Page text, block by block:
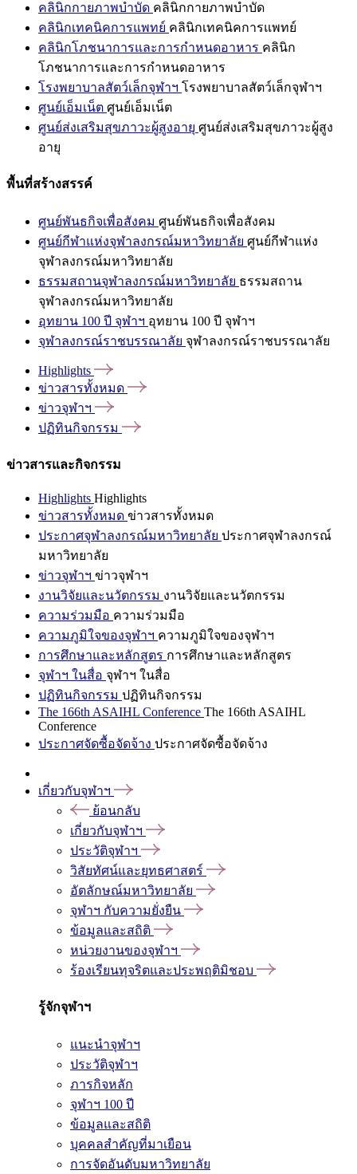
คลินิกกายภาพบำบัด คลินิกกายภาพบำบัด
คลินิกเทคนิคการแพทย์ คลินิกเทคนิคการแพทย์
คลินิกโภชนาการและการกำหนดอาหาร คลินิก
โภชนาการและการกำหนดอาหาร
โรงพยาบาลสัตว์เล็กจุฬาฯ โรงพยาบาลสัตว์เล็กจุฬาฯ
ศูนย์เอ็มเน็ต ศูนย์เอ็มเน็ต
ศูนย์ส่งเสริมสุขภาวะผู้สูงอายุ ศูนย์ส่งเสริมสุขภาวะผู้สูง
อายุ
พื้นที่สร้างสรรค์
ศูนย์พันธกิจเพื่อสังคม ศูนย์พันธกิจเพื่อสังคม
ศูนย์กีฬาแห่งจุฬาลงกรณ์มหาวิทยาลัย ศูนย์กีฬาแห่ง
จุฬาลงกรณ์มหาวิทยาลัย
ธรรมสถานจุฬาลงกรณ์มหาวิทยาลัย ธรรมสถาน
จุฬาลงกรณ์มหาวิทยาลัย
อุทยาน 100 ปี จุฬาฯ อุทยาน 100 ปี จุฬาฯ
จุฬาลงกรณ์ราชบรรณาลัย จุฬาลงกรณ์ราชบรรณาลัย
Highlights
ข่าวสารทั้งหมด
ข่าวจุฬาฯ
ปฏิทินกิจกรรม
ข่าวสารและกิจกรรม
Highlights Highlights
ข่าวสารทั้งหมด ข่าวสารทั้งหมด
ประกาศจุฬาลงกรณ์มหาวิทยาลัย ประกาศจุฬาลงกรณ์
มหาวิทยาลัย
ข่าวจุฬาฯ ข่าวจุฬาฯ
งานวิจัยและนวัตกรรม งานวิจัยและนวัตกรรม
ความร่วมมือ ความร่วมมือ
ความภูมิใจของจุฬาฯ ความภูมิใจของจุฬาฯ
การศึกษาและหลักสูตร การศึกษาและหลักสูตร
จุฬาฯ ในสื่อ จุฬาฯ ในสื่อ
ปฏิทินกิจกรรม ปฏิทินกิจกรรม
The 166th ASAIHL Conference The 166th ASAIHL
Conference
ประกาศจัดซื้อจัดจ้าง ประกาศจัดซื้อจัดจ้าง
เกี่ยวกับจุฬาฯ
ย้อนกลับ
เกี่ยวกับจุฬาฯ
ประวัติจุฬาฯ
วิสัยทัศน์และยุทธศาสตร์
อัตลักษณ์มหาวิทยาลัย
จุฬาฯ กับความยั่งยืน
ข้อมูลและสถิติ
หน่วยงานของจุฬาฯ
ร้องเรียนทุจริตและประพฤติมิชอบ
รู้จักจุฬาฯ
แนะนำจุฬาฯ
ประวัติจุฬาฯ
ภารกิจหลัก
จุฬาฯ 100 ปี
ข้อมูลและสถิติ
บุคคลสำคัญที่มาเยือน
การจัดอันดับมหาวิทยาลัย